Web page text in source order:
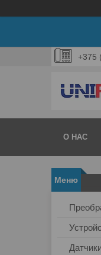
+375
О НАС